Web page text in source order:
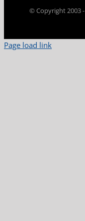
© Copyright 2003 -
Page load link